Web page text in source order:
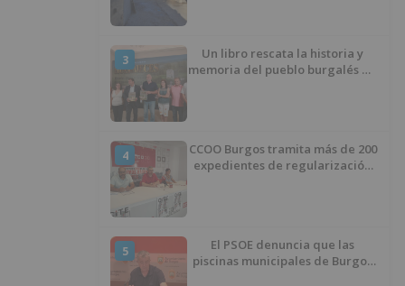
3
Un libro rescata la historia y
memoria del pueblo burgalés de
4
CCOO Burgos tramita más de 200
expedientes de regularización
5
El PSOE denuncia que las
piscinas municipales de Burgos